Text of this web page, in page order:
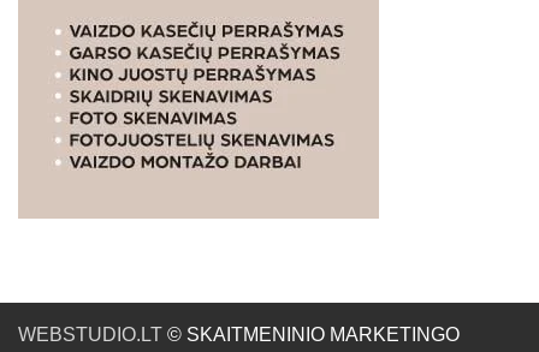
WEBSTUDIO.LT © SKAITMENINIO MARKETINGO